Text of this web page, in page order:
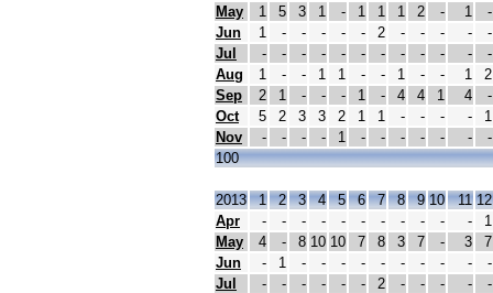
May
1 5 3 1 - 1 1 1 2 - 1
-
Jun
1 - - - - - 2 - - - -
-
Jul
- - - - - - - - - - -
-
Aug
1 - - 1 1 - - 1 - - 1
2
Sep
2 1 - - - 1 - 4 4 1 4
-
Oct
5 2 3 3 2 1 1 - - - -
1
Nov
- - - - 1 - - - - - -
-
100
2013 1 2 3 4 5 6 7 8 9 10 11 12
Apr
- - - - - - - - - - -
1
May
4 - 8 10 10 7 8 3 7 - 3
7
Jun
- 1 - - - - - - - - -
-
Jul
- - - - - - 2 - - - -
-